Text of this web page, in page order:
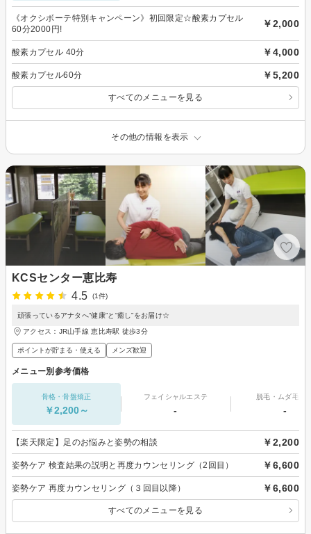
《オクシボーテ特別キャンペーン》初回限定☆酸素カプセル
60分2000円!
￥2,000
酸素カプセル 40分 ￥4,000
酸素カプセル60分 ￥5,200
すべてのメニューを見る
その他の情報を表示
KCSセンター恵比寿
4.5
(1件)
頑張っているアナタへ“健康”と“癒し”をお届け☆
アクセス：JR山手線 恵比寿駅 徒歩3分
ポイントが貯まる・使える メンズ歓迎
メニュー別参考価格
骨格・骨盤矯正
￥2,200～
フェイシャルエステ
-
脱毛・ムダ毛処
-
【楽天限定】足のお悩みと姿勢の相談 ￥2,200
姿勢ケア 検査結果の説明と再度カウンセリング（2回目） ￥6,600
姿勢ケア 再度カウンセリング（３回目以降） ￥6,600
すべてのメニューを見る